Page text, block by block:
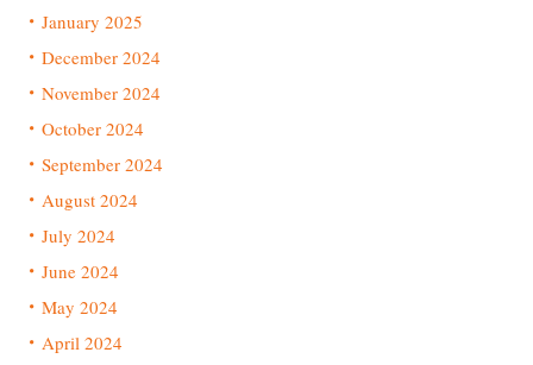
January 2025
December 2024
November 2024
October 2024
September 2024
August 2024
July 2024
June 2024
May 2024
April 2024